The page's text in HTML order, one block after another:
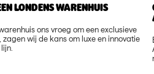
LONDENS WARENHUIS
ons vroeg om een exclusieve
wij de kans om luxe en innovatie